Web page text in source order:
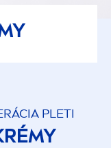
PLETI